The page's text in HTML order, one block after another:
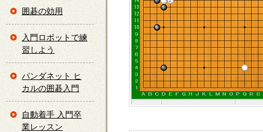
囲碁の効用
入門ロボットで練
習しよう
パンダネット ヒ
カルの囲碁入門
自動着手 入門卒
業レッスン